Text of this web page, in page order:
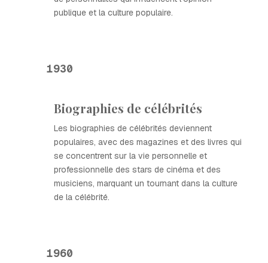
publique et la culture populaire.
1930
Biographies de célébrités
Les biographies de célébrités deviennent
populaires, avec des magazines et des livres qui
se concentrent sur la vie personnelle et
professionnelle des stars de cinéma et des
musiciens, marquant un tournant dans la culture
de la célébrité.
1960